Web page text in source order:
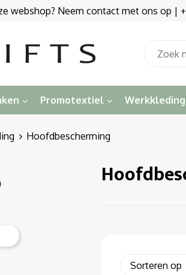
webshop? Neem contact met ons op |
Promotextiel Werkkleding
Hoofdbescherming